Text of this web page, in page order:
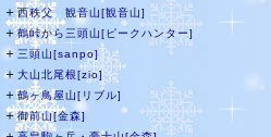
＋西秩父 観音山[観音山]
＋鶴峠から三頭山[ピークハンター]
＋ 三頭山[sanpo]
＋ 大山北尾根[zio]
＋鶴ヶ鳥屋山[リブル]
＋御前山[金森]